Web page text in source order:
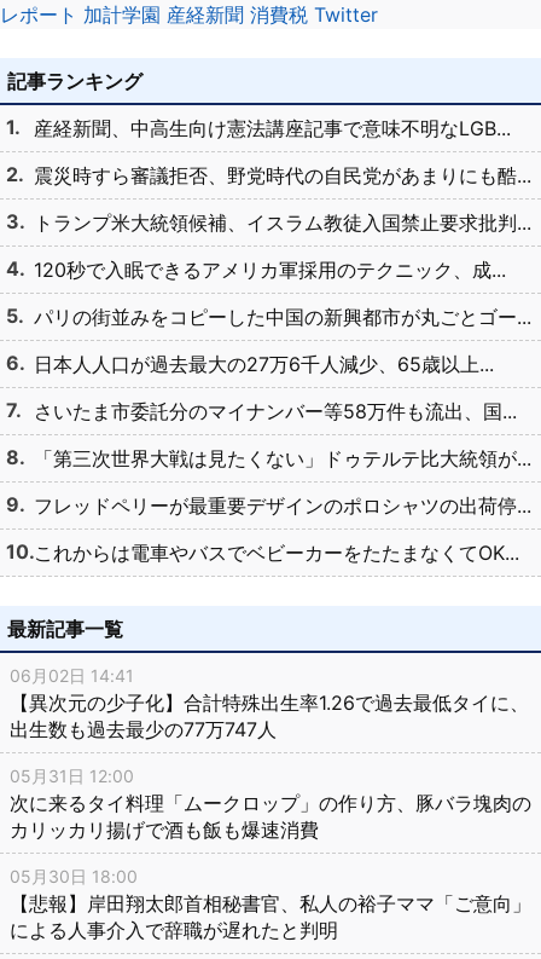
レポート 加計学園 産経新聞 消費税 Twitter
記事ランキング
産経新聞、中高生向け憲法講座記事で意味不明なLGB...
震災時すら審議拒否、野党時代の自民党があまりにも酷...
トランプ米大統領候補、イスラム教徒入国禁止要求批判...
120秒で入眠できるアメリカ軍採用のテクニック、成...
パリの街並みをコピーした中国の新興都市が丸ごとゴー...
日本人人口が過去最大の27万6千人減少、65歳以上...
さいたま市委託分のマイナンバー等58万件も流出、国...
「第三次世界大戦は見たくない」ドゥテルテ比大統領が...
フレッドペリーが最重要デザインのポロシャツの出荷停...
これからは電車やバスでベビーカーをたたまなくてOK...
最新記事一覧
06月02日 14:41
【異次元の少子化】合計特殊出生率1.26で過去最低タイに、
出生数も過去最少の77万747人
05月31日 12:00
次に来るタイ料理「ムークロップ」の作り方、豚バラ塊肉の
カリッカリ揚げで酒も飯も爆速消費
05月30日 18:00
【悲報】岸田翔太郎首相秘書官、私人の裕子ママ「ご意向」
による人事介入で辞職が遅れたと判明